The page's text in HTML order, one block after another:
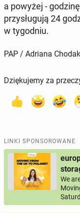
a powyżej -
przy­słu­gu­ją 24
w ty­go­dniu.
PAP / Adriana
Dziękujemy za
LINKI SPONSOROWANE
We